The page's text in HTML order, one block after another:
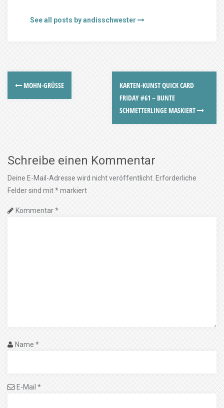
See all posts by andisschwester
MOHN-GRÜSSE
KARTEN-KUNST QUICK CARD
FRIDAY #61 – BUNTE
SCHMETTERLINGE MASKIERT
Schreibe einen Kommentar
Deine E-Mail-Adresse wird nicht veröffentlicht. Erforderliche
Felder sind mit*markiert
Kommentar*
Name *
E-Mail *